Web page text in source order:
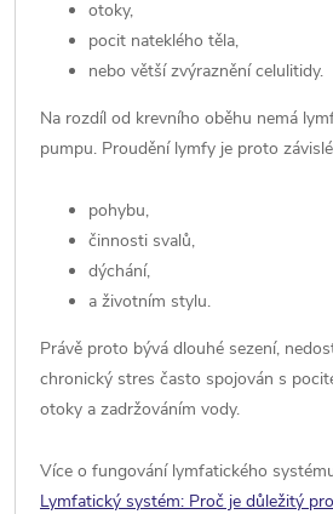
otoky,
pocit nateklého těla,
nebo větší zvýraznění celulitidy.
Na rozdíl od krevního oběhu nemá
pumpu. Proudění lymfy je proto
pohybu,
činnosti svalů,
dýchání,
a životním stylu.
Právě proto bývá dlouhé sezení,
chronický stres často spojován s
otoky a zadržováním vody.
Více o fungování lymfatického
Lymfatický systém: Proč je důležitý